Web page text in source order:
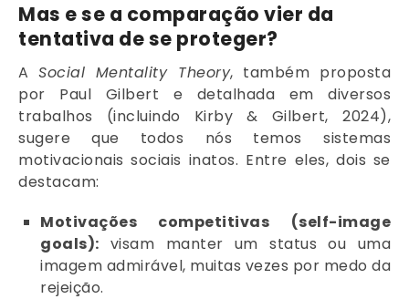
Mas e se a comparação vier da
tentativa de se proteger?
ASocial Mentality Theory, também proposta
por Paul Gilbert e detalhada em diversos
trabalhos (incluindo Kirby & Gilbert, 2024),
sugere que todos nós temos sistemas
motivacionais sociais inatos. Entre eles, dois se
destacam:
Motivações competitivas (self-image
goals): visam manter um status ou uma
imagem admirável, muitas vezes por medo da
rejeição.